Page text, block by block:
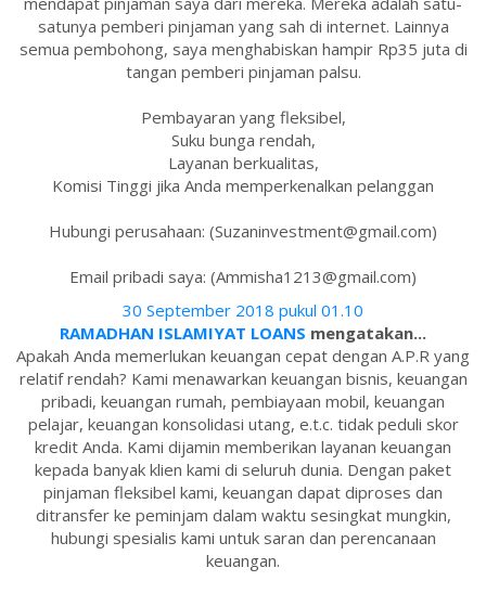
satunya pemberi pinjaman yang sah di internet. Lainnya
semua pembohong, saya menghabiskan hampir Rp35 juta di
tangan pemberi pinjaman palsu.
Pembayaran yang fleksibel,
Suku bunga rendah,
Layanan berkualitas,
Komisi Tinggi jika Anda memperkenalkan pelanggan
Hubungi perusahaan: (Suzaninvestment@gmail.com)
Email pribadi saya: (Ammisha1213@gmail.com)
30 September 2018 pukul 01.10
RAMADHAN ISLAMIYAT LOANS mengatakan...
Apakah Anda memerlukan keuangan cepat dengan A.P.R yang
relatif rendah? Kami menawarkan keuangan bisnis, keuangan
pribadi, keuangan rumah, pembiayaan mobil, keuangan
pelajar, keuangan konsolidasi utang, e.t.c. tidak peduli skor
kredit Anda. Kami dijamin memberikan layanan keuangan
kepada banyak klien kami di seluruh dunia. Dengan paket
pinjaman fleksibel kami, keuangan dapat diproses dan
ditransfer ke peminjam dalam waktu sesingkat mungkin,
hubungi spesialis kami untuk saran dan perencanaan
keuangan.